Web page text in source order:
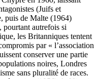
(Juifs et
puis de Malte (1964)
pourtant autrefois si
les Britanniques tentent
par « l’association
conserver une partie
noires, Londres
sans pluralité de races.